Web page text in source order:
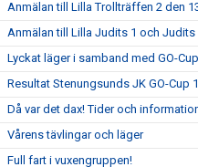
Anmälan till Lilla Trollträffen 2 den
Anmälan till Lilla Judits 1 och Judits
Lyckat läger i samband med GO-Cup
Resultat Stenungsunds JK GO-Cup
Då var det dax! Tider och
Vårens tävlingar och läger
Full fart i vuxengruppen!